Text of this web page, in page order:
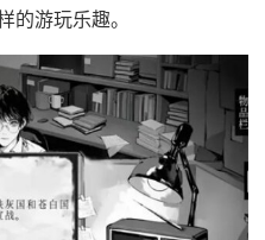
的游玩乐趣。